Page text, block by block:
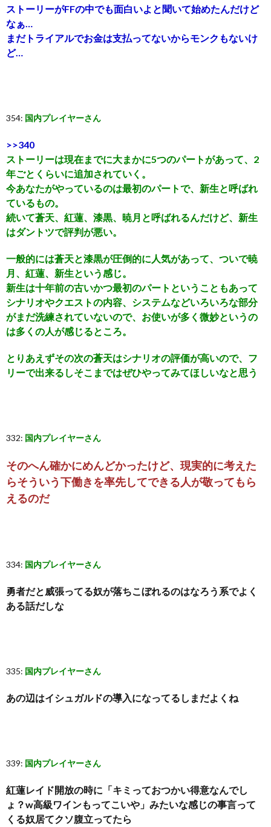
ストーリーがFFの中でも面白いよと聞いて始めたんだけど
なぁ…
まだトライアルでお金は支払ってないからモンクもないけ
ど…
354: 国内プレイヤーさん
>>340
ストーリーは現在までに大まかに5つのパートがあって、2
年ごとくらいに追加されていく。
今あなたがやっているのは最初のパートで、新生と呼ばれ
ているもの。
続いて蒼天、紅蓮、漆黒、暁月と呼ばれるんだけど、新生
はダントツで評判が悪い。
一般的には蒼天と漆黒が圧倒的に人気があって、ついで暁
月、紅蓮、新生という感じ。
新生は十年前の古いかつ最初のパートということもあって
シナリオやクエストの内容、システムなどいろいろな部分
がまだ洗練されていないので、お使いが多く微妙というの
は多くの人が感じるところ。
とりあえずその次の蒼天はシナリオの評価が高いので、フ
リーで出来るしそこまではぜひやってみてほしいなと思う
332: 国内プレイヤーさん
そのへん確かにめんどかったけど、現実的に考えた
らそういう下働きを率先してできる人が敬ってもら
えるのだ
334: 国内プレイヤーさん
勇者だと威張ってる奴が落ちこぼれるのはなろう系でよく
ある話だしな
335: 国内プレイヤーさん
あの辺はイシュガルドの導入になってるしまだよくね
339: 国内プレイヤーさん
紅蓮レイド開放の時に「キミっておつかい得意なんでし
ょ？w高級ワインもってこいや」みたいな感じの事言って
くる奴居てクソ腹立ってたら